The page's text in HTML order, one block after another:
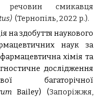
речовин смикавця
(Тернопіль, 2022 р.).
на здобуття наукового
наук за
хімія та
дослідження
багаторічної
Bailey) (Запоріжжя,